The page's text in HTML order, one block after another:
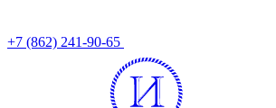
+7 (862) 241-90-65